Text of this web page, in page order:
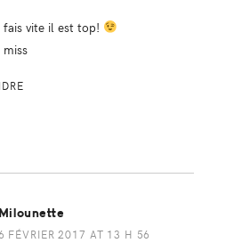
vite il est top!
miss
Milounette
FÉVRIER 2017 AT 13 H 56